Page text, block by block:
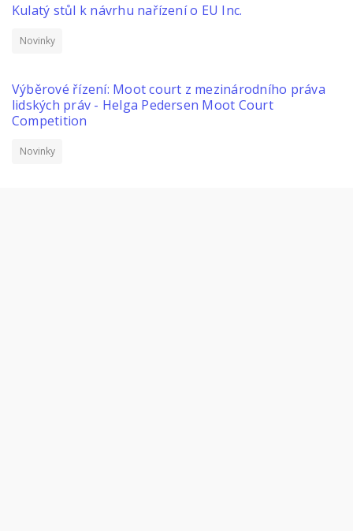
Kulatý stůl k návrhu nařízení o EU Inc.
Novinky
Výběrové řízení: Moot court z mezinárodního práva
lidských práv - Helga Pedersen Moot Court
Competition
Novinky